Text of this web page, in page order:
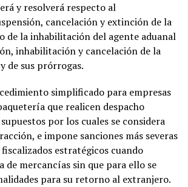
y resolverá respecto al
cancelación y extinción de la
de la inhabilitación del agente aduanal
inhabilitación y cancelación de la
de sus prórrogas.
simplificado para empresas
que realicen despacho
por los cuales se considera
e impone sanciones más severas
estratégicos cuando
de mercancías sin que para ello se
para su retorno al extranjero.